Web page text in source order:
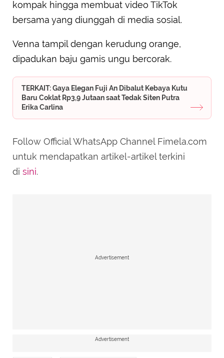
kompak hingga membuat video TikTok
bersama yang diunggah di media sosial.
Venna tampil dengan kerudung orange,
dipadukan baju gamis ungu bercorak.
TERKAIT: Gaya Elegan Fuji An Dibalut Kebaya Kutu
Baru Coklat Rp3,9 Jutaan saat Tedak Siten Putra
Erika Carlina
Follow Official WhatsApp Channel Fimela.com
untuk mendapatkan artikel-artikel terkini
di sini.
Advertisement
Advertisement